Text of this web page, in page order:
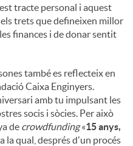
tracte personal i aquest
trets que defineixen millor
finances i de donar sentit
també es reflecteix en
Caixa Enginyers.
amb tu impulsant les
socis i sòcies. Per això
de crowdfunding«15 anys,
a la qual, després d'un procés